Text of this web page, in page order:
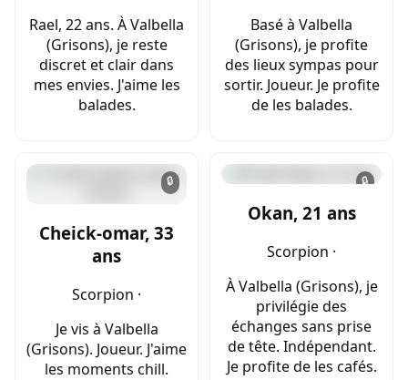
Rael, 22 ans. À Valbella
(Grisons), je reste
discret et clair dans
mes envies. J'aime les
balades.
Basé à Valbella
(Grisons), je profite
des lieux sympas pour
sortir. Joueur. Je profite
de les balades.
🔒
Cheick-omar, 33
ans
Scorpion ·
Je vis à Valbella
(Grisons). Joueur. J'aime
les moments chill.
🔒
Okan, 21 ans
Scorpion ·
À Valbella (Grisons), je
privilégie des
échanges sans prise
de tête. Indépendant.
Je profite de les cafés.